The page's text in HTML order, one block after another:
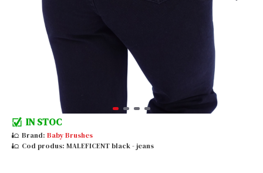
IN STOC
Brand: Baby Brushes
Cod produs: MALEFICENT black - jeans